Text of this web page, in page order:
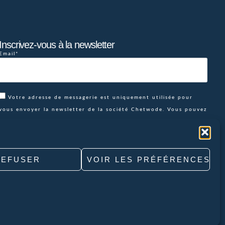
VOIR LES PRÉFÉRENCES
Inscrivez-vous à la newsletter
Email*
Votre adresse de messagerie est uniquement utilisée pour
envoyer la newsletter de la société Chetwode. Vous pouvez